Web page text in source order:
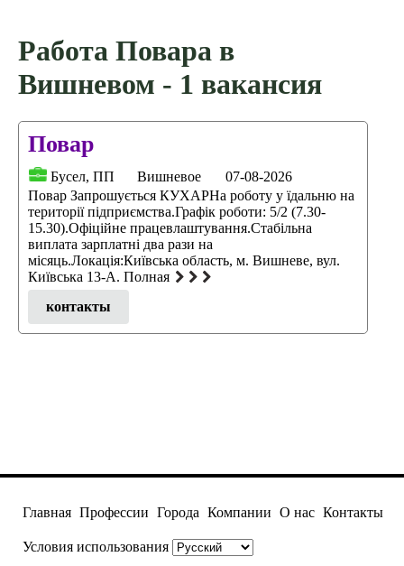
Работа Повара в
Вишневом - 1 вакансия
Повар
Бусел, ПП Вишневое
07-08-2026
Повар Запрошується КУХАРНа роботу у їдальню на
території підприємства.Графік роботи: 5/2 (7.30-
15.30).Офіційне працевлаштування.Стабільна
виплата зарплатні два рази на
місяць.Локація:Київська область, м. Вишневе, вул.
Київська 13-А. Полная
контакты
Главная Профессии Города Компании О нас Контакты
Условия использования